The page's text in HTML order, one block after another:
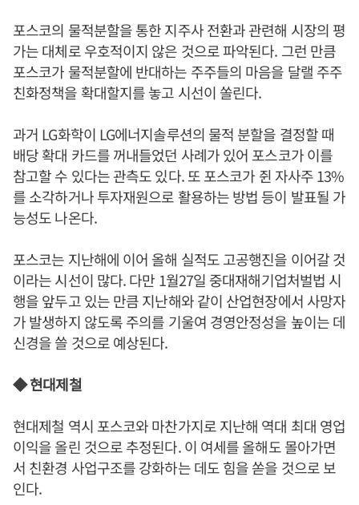
포스코의 물적분할을 통한 지주사 전환과 관련해 시장의 평
가는 대체로 우호적이지 않은 것으로 파악된다. 그런 만큼
포스코가 물적분할에 반대하는 주주들의 마음을 달랠 주주
친화정책을 확대할지를 놓고 시선이 쏠린다.
과거 LG화학이 LG에너지솔루션의 물적 분할을 결정할 때
배당 확대 카드를 꺼내들었던 사례가 있어 포스코가 이를
참고할 수 있다는 관측도 있다. 또 포스코가 쥔 자사주 13%
를 소각하거나 투자재원으로 활용하는 방법 등이 발표될 가
능성도 나온다.
포스코는 지난해에 이어 올해 실적도 고공행진을 이어갈 것
이라는 시선이 많다. 다만 1월27일 중대재해기업처벌법 시
행을 앞두고 있는 만큼 지난해와 같이 산업현장에서 사망자
가 발생하지 않도록 주의를 기울여 경영안정성을 높이는 데
신경을 쓸 것으로 예상된다.
◆ 현대제철
현대제철 역시 포스코와 마찬가지로 지난해 역대 최대 영업
이익을 올린 것으로 추정된다. 이 여세를 올해도 몰아가면
서 친환경 사업구조를 강화하는 데도 힘을 쏟을 것으로 보
인다.